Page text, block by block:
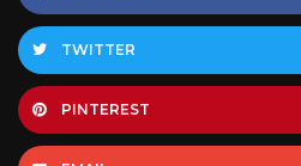
TWITTER
PINTEREST